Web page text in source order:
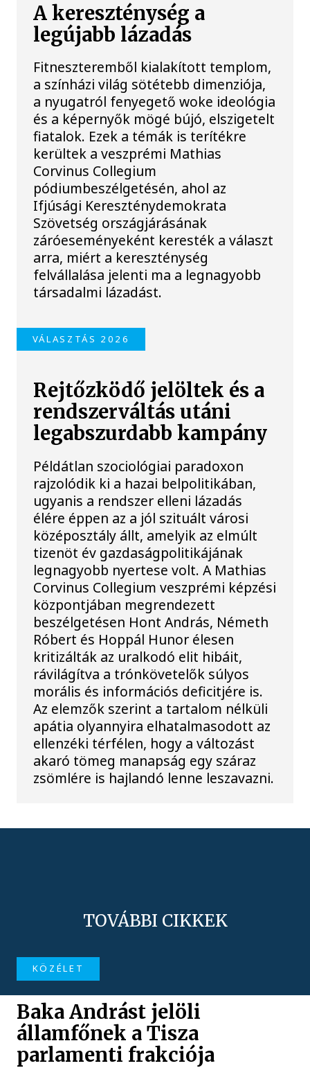
A kereszténység a
legújabb lázadás
Fitneszteremből kialakított templom,
a színházi világ sötétebb dimenziója,
a nyugatról fenyegető woke ideológia
és a képernyők mögé bújó, elszigetelt
fiatalok. Ezek a témák is terítékre
kerültek a veszprémi Mathias
Corvinus Collegium
pódiumbeszélgetésén, ahol az
Ifjúsági Kereszténydemokrata
Szövetség országjárásának
záróeseményeként keresték a választ
arra, miért a kereszténység
felvállalása jelenti ma a legnagyobb
társadalmi lázadást.
VÁLASZTÁS 2026
Rejtőzködő jelöltek és a
rendszerváltás utáni
legabszurdabb kampány
Példátlan szociológiai paradoxon
rajzolódik ki a hazai belpolitikában,
ugyanis a rendszer elleni lázadás
élére éppen az a jól szituált városi
középosztály állt, amelyik az elmúlt
tizenöt év gazdaságpolitikájának
legnagyobb nyertese volt. A Mathias
Corvinus Collegium veszprémi képzési
központjában megrendezett
beszélgetésen Hont András, Németh
Róbert és Hoppál Hunor élesen
kritizálták az uralkodó elit hibáit,
rávilágítva a trónkövetelők súlyos
morális és információs deficitjére is.
Az elemzők szerint a tartalom nélküli
apátia olyannyira elhatalmasodott az
ellenzéki térfélen, hogy a változást
akaró tömeg manapság egy száraz
zsömlére is hajlandó lenne leszavazni.
TOVÁBBI CIKKEK
KÖZÉLET
Baka Andrást jelöli
államfőnek a Tisza
parlamenti frakciója